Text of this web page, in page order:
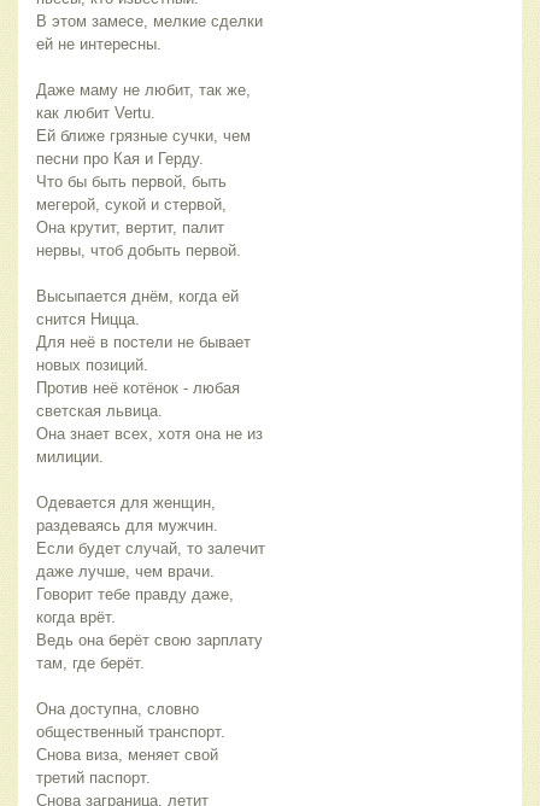
В этом замесе, мелкие сделки
ей не интересны.
Даже маму не любит, так же,
как любит Vertu.
Ей ближе грязные сучки, чем
песни про Кая и Герду.
Что бы быть первой, быть
мегерой, сукой и стервой,
Она крутит, вертит, палит
нервы, чтоб добыть первой.
Высыпается днём, когда ей
снится Ницца.
Для неё в постели не бывает
новых позиций.
Против неё котёнок - любая
светская львица.
Она знает всех, хотя она не из
милиции.
Одевается для женщин,
раздеваясь для мужчин.
Если будет случай, то залечит
даже лучше, чем врачи.
Говорит тебе правду даже,
когда врёт.
Ведь она берёт свою зарплату
там, где берёт.
Она доступна, словно
общественный транспорт.
Снова виза, меняет свой
третий паспорт.
Снова заграница, летит